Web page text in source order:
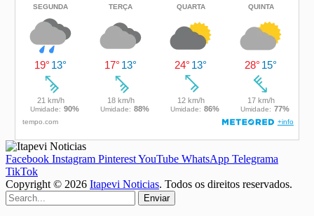
Facebook Instagram PinterestYouTube WhatsApp Telegrama
TikTok
Copyright © 2026 Itapevi Noticias. Todos os direitos reservados.
Enviar